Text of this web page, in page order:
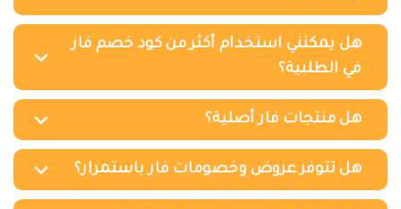
هل يمكنني استخدام أكثر من كود خصم فار
في الطلبية؟
هل منتجات فار أصلية؟
هل تتوفر عروض وخصومات فار باستمرار؟